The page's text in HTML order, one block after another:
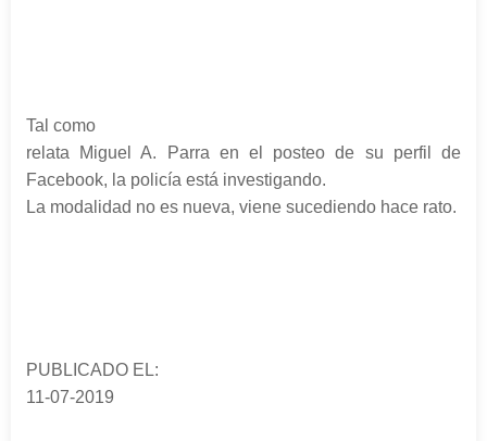
Tal como
relata Miguel A. Parra en el posteo de su perfil de
Facebook, la policía está investigando.
La modalidad no es nueva, viene sucediendo hace rato.
PUBLICADO EL:
11-07-2019